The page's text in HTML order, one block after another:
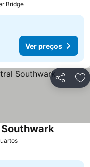
Bridge
Ver preços
Partilhar